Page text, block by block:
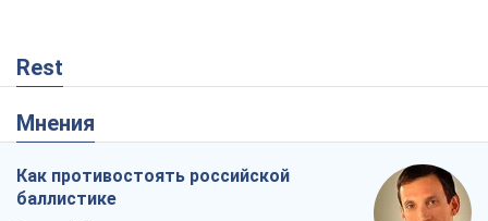
Rest
Мнения
Как противостоять российской
баллистике